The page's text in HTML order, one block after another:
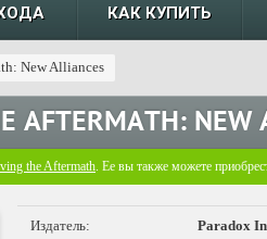
КАК КУПИТЬ
New Alliances
AFTERMATH: NEW
the Aftermath. Ее вы также можете
Издатель: Paradox